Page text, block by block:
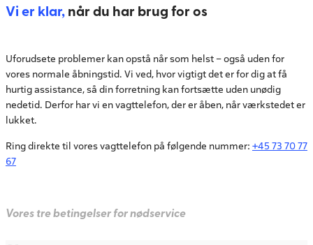
Vi er klar,når du har brug for os
Uforudsete problemer kan opstå når som helst – også uden for
vores normale åbningstid. Vi ved, hvor vigtigt det er for dig at få
hurtig assistance, så din forretning kan fortsætte uden unødig
nedetid. Derfor har vi en vagttelefon, der er åben, når værkstedet er
lukket.
Ring direkte til vores vagttelefon på følgende nummer: +45 73 70 77
67
Vores tre betingelser for nødservice